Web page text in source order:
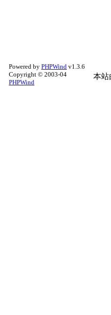
Powered by PHPWind v1.3.6
Copyright © 2003-04
PHPWind
本站